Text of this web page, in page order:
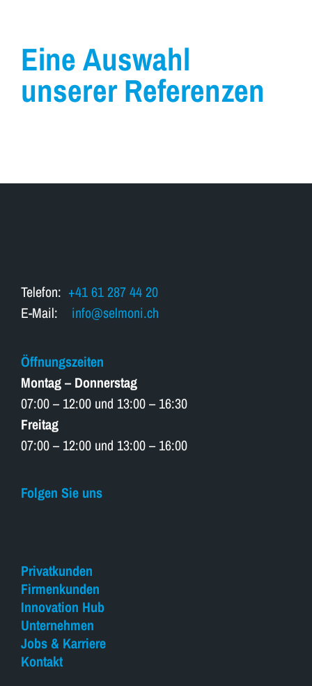
Eine Auswahl
unserer Referenzen
Telefon: +41 61 287 44 20
E-Mail: info@selmoni.ch
Öffnungszeiten
Montag – Donnerstag
07:00 – 12:00 und 13:00 – 16:30
Freitag
07:00 – 12:00 und 13:00 – 16:00
Folgen Sie uns
Privatkunden
Firmenkunden
Innovation Hub
Unternehmen
Jobs & Karriere
Kontakt